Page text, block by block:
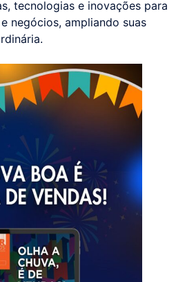
tecnologias e inovações para
negócios, ampliando suas